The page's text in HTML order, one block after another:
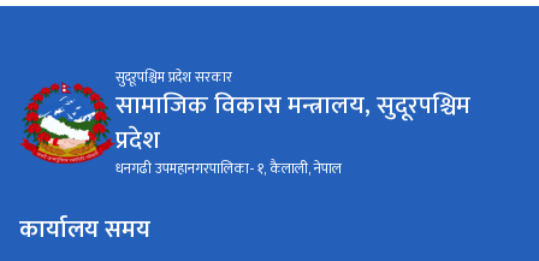
सुदूरपश्चिम प्रदेश सरकार
सामाजिक विकास मन्त्रालय, सुदूरपश्चिम
प्रदेश
धनगढी उपमहानगरपालिका- १, कैलाली, नेपाल
कार्यालय समय